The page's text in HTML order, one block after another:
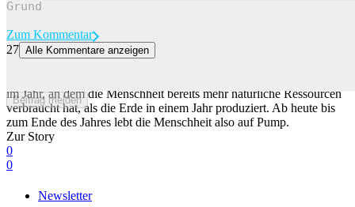
Beitrag melden
Zum Kommentar
27 Alle Kommentare anzeigen
im Jahr, an dem die Menschheit bereits mehr natürliche Ressourcen
verbraucht hat, als die Erde in einem Jahr produziert. Ab heute bis
zum Ende des Jahres lebt die Menschheit also auf Pump.
Zur Story
0
0
Newsletter